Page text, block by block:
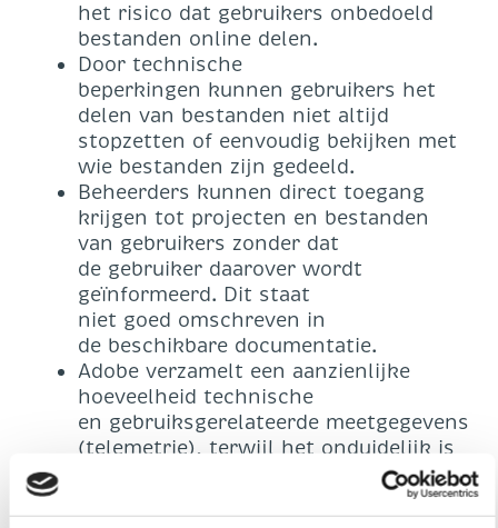
het risico dat gebruikers onbedoeld
bestanden online delen.
Door technische
beperkingen kunnen gebruikers het
delen van bestanden niet altijd
stopzetten of eenvoudig bekijken met
wie bestanden zijn gedeeld.
Beheerders kunnen direct toegang
krijgen tot projecten en bestanden
van gebruikers zonder dat
de gebruiker daarover wordt
geïnformeerd. Dit staat
niet goed omschreven in
de beschikbare documentatie.
Adobe verzamelt een aanzienlijke
hoeveelheid technische
en gebruiksgerelateerde meetgegevens
(telemetrie), terwijl het onduidelijk is